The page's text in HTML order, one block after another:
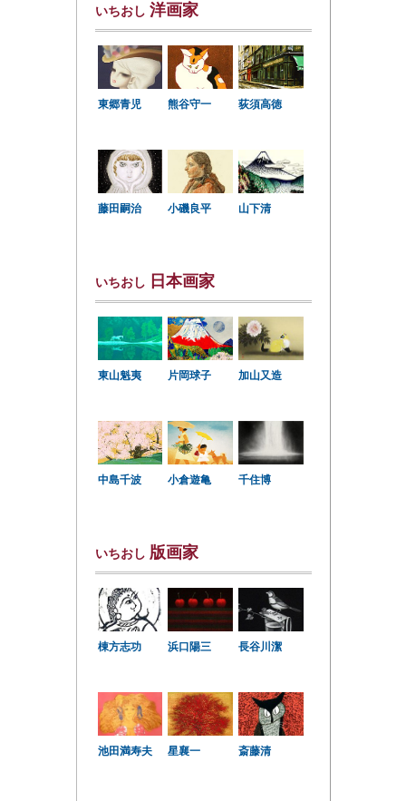
いちおし 洋画家
東郷青児 熊谷守一 荻須高徳
藤田嗣治 小磯良平 山下清
いちおし 日本画家
東山魁夷 片岡球子 加山又造
中島千波 小倉遊亀 千住博
いちおし 版画家
棟方志功 浜口陽三 長谷川潔
池田満寿夫 星襄一 斎藤清